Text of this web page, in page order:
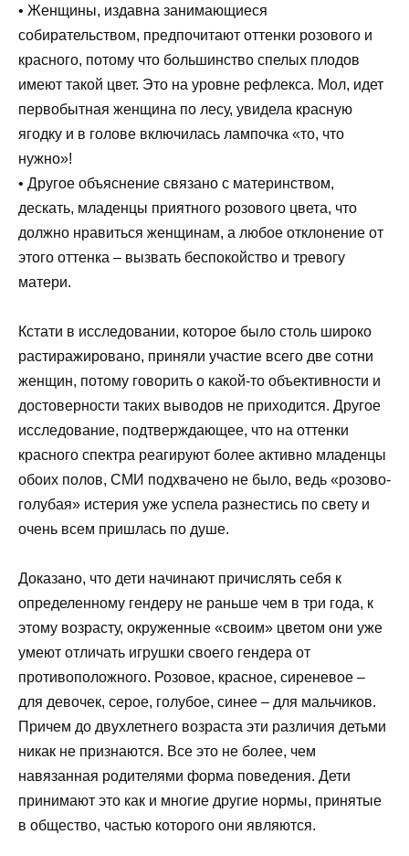
• Женщины, издавна занимающиеся
собирательством, предпочитают оттенки розового и
красного, потому что большинство спелых плодов
имеют такой цвет. Это на уровне рефлекса. Мол, идет
первобытная женщина по лесу, увидела красную
ягодку и в голове включилась лампочка «то, что
нужно»!
• Другое объяснение связано с материнством,
дескать, младенцы приятного розового цвета, что
должно нравиться женщинам, а любое отклонение от
этого оттенка – вызвать беспокойство и тревогу
матери.
Кстати в исследовании, которое было столь широко
растиражировано, приняли участие всего две сотни
женщин, потому говорить о какой-то объективности и
достоверности таких выводов не приходится. Другое
исследование, подтверждающее, что на оттенки
красного спектра реагируют более активно младенцы
обоих полов, СМИ подхвачено не было, ведь «розово-
голубая» истерия уже успела разнестись по свету и
очень всем пришлась по душе.
Доказано, что дети начинают причислять себя к
определенному гендеру не раньше чем в три года, к
этому возрасту, окруженные «своим» цветом они уже
умеют отличать игрушки своего гендера от
противоположного. Розовое, красное, сиреневое –
для девочек, серое, голубое, синее – для мальчиков.
Причем до двухлетнего возраста эти различия детьми
никак не признаются. Все это не более, чем
навязанная родителями форма поведения. Дети
принимают это как и многие другие нормы, принятые
в общество, частью которого они являются.